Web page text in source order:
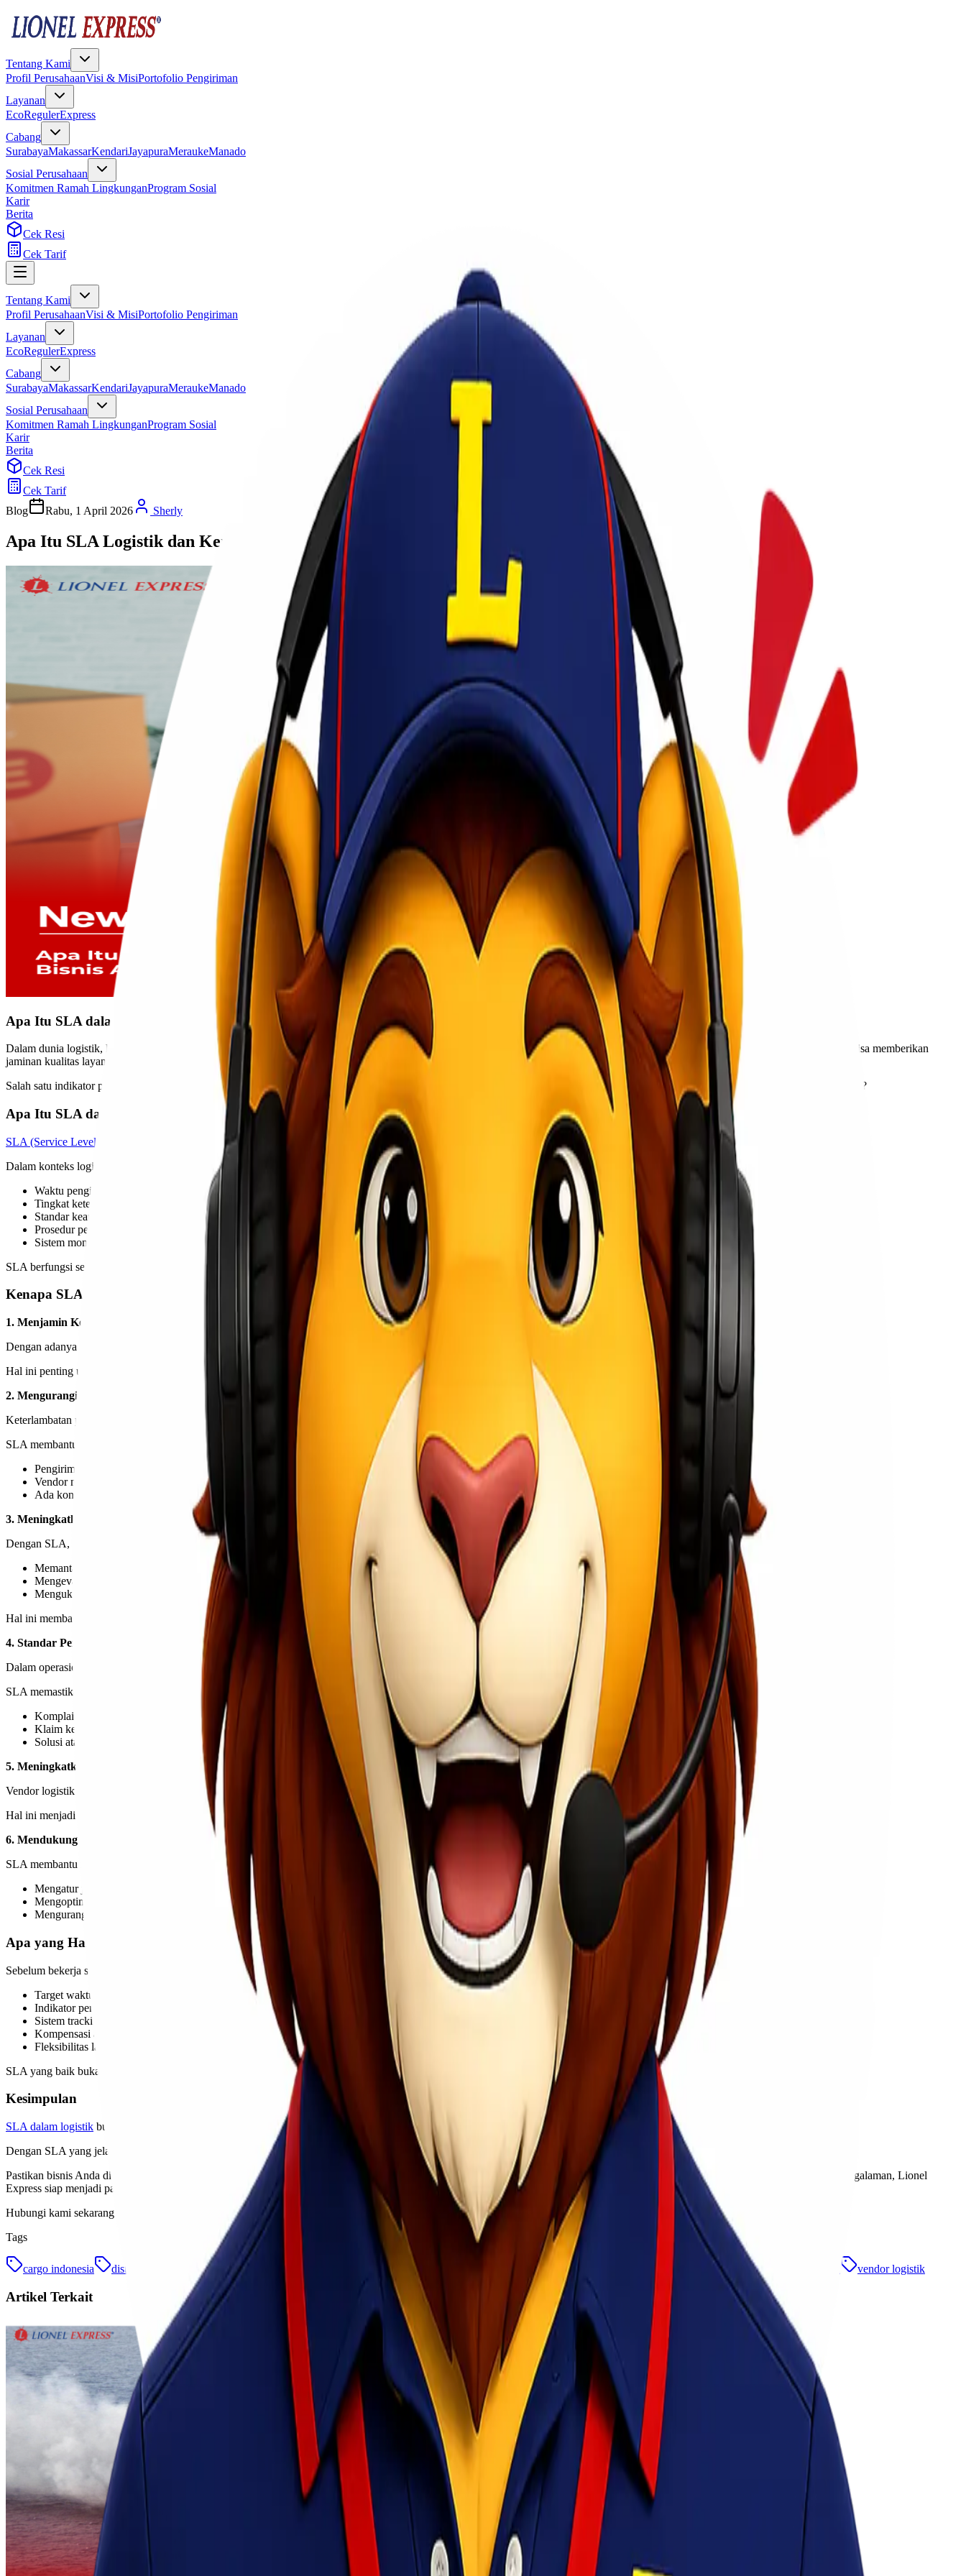
Tentang Kami
Profil PerusahaanVisi & MisiPortofolio Pengiriman
Layanan
EcoRegulerExpress
Cabang
SurabayaMakassarKendariJayapuraMeraukeManado
Sosial Perusahaan
Komitmen Ramah LingkunganProgram Sosial
Karir
Berita
Cek Resi
Cek Tarif
Tentang Kami
Profil PerusahaanVisi & MisiPortofolio Pengiriman
Layanan
EcoRegulerExpress
Cabang
SurabayaMakassarKendariJayapuraMeraukeManado
Sosial Perusahaan
Komitmen Ramah LingkunganProgram Sosial
Karir
Berita
Cek Resi
Cek Tarif
Blog
Rabu, 1 April 2026 Sherly
Apa Itu SLA Logistik dan Kenapa Penting untuk Bisnis Anda?
Apa Itu SLA dalam Logistik dan Kenapa Penting untuk Bisnis Anda?
Dalam dunia logistik, kepercayaan dan konsistensi layanan adalah hal yang sangat penting. Perusahaan tidak hanya membutuhkan vendor yang mampu mengirim barang, tetapi juga yang bisa memberikan
jaminan kualitas layanan.
Salah satu indikator profesionalisme dalam industri logistik adalah adanya
SLA (Service Level Agreement) . Namun, apa sebenarnya SLA itu, dan mengapa sangat penting bagi bisnis Anda?
Apa Itu SLA dalam Logistik?
SLA (Service Level Agreement) adalah
kesepakatan tertulis antara penyedia jasa logistik dan pelanggan yang berisi standar layanan yang harus dipenuhi.
Dalam konteks logistik, SLA biasanya mencakup:
Waktu pengiriman (lead time)
Tingkat ketepatan waktu (on-time delivery)
Standar keamanan barang
Prosedur penanganan komplain
Sistem monitoring dan reporting
SLA berfungsi sebagai acuan yang jelas agar kedua belah pihak memiliki ekspektasi yang sama terhadap layanan yang diberikan.
Kenapa SLA Penting untuk Bisnis?
1. Menjamin Kepastian Layanan
Dengan adanya SLA, bisnis Anda memiliki jaminan bahwa vendor logistik akan memberikan layanan sesuai standar yang telah disepakati.
Hal ini penting untuk menjaga stabilitas operasional, terutama dalam pengiriman skala besar.
2. Mengurangi Risiko Keterlambatan
Keterlambatan pengiriman dapat berdampak langsung pada kepuasan pelanggan dan performa bisnis.
SLA membantu memastikan bahwa:
Pengiriman dilakukan sesuai jadwal
Vendor memiliki komitmen terhadap ketepatan waktu
Ada konsekuensi jika target tidak tercapai
3. Meningkatkan Transparansi dan Kontrol
Dengan SLA, semua proses menjadi lebih transparan. Anda dapat:
Memantau performa vendor
Mengevaluasi kualitas layanan
Mengukur tingkat keberhasilan pengiriman
Hal ini membantu perusahaan dalam mengambil keputusan yang lebih strategis.
4. Standar Penanganan Masalah yang Jelas
Dalam operasional logistik, kendala seperti keterlambatan atau kerusakan barang tidak bisa sepenuhnya dihindari.
SLA memastikan adanya prosedur yang jelas dalam menangani:
Komplain pelanggan
Klaim kerusakan atau kehilangan
Solusi atas kendala operasional
5. Meningkatkan Profesionalisme Vendor
Vendor logistik yang memiliki SLA menunjukkan bahwa mereka memiliki sistem operasional yang terstruktur dan profesional.
Hal ini menjadi indikator bahwa vendor tersebut siap menangani kebutuhan bisnis Anda dalam jangka panjang.
6. Mendukung Efisiensi Supply Chain
SLA membantu menciptakan alur distribusi yang lebih terencana dan konsisten. Dengan standar layanan yang jelas, perusahaan dapat:
Mengatur jadwal distribusi dengan lebih akurat
Mengoptimalkan manajemen stok
Mengurangi potensi kerugian operasional
Apa yang Harus Diperhatikan dalam SLA Logistik?
Sebelum bekerja sama dengan vendor logistik, pastikan SLA yang ditawarkan mencakup:
Target waktu pengiriman yang realistis
Indikator performa (KPI) yang jelas
Sistem tracking dan reporting
Kompensasi atau solusi jika terjadi kendala
Fleksibilitas layanan sesuai kebutuhan bisnis
SLA yang baik bukan hanya detail, tetapi juga relevan dengan kebutuhan operasional perusahaan Anda.
Kesimpulan
SLA dalam logistik bukan sekadar dokumen formal, tetapi merupakan fondasi penting dalam menjaga kualitas layanan dan kepercayaan antara perusahaan dan vendor logistik.
Dengan SLA yang jelas, bisnis Anda dapat memastikan pengiriman berjalan lebih terkontrol, efisien, dan minim risiko.
Pastikan bisnis Anda didukung oleh layanan logistik yang profesional dan terukur bersama
Lionel Express
. Dengan standar SLA yang jelas, sistem pengiriman terintegrasi, dan tim berpengalaman, Lionel
Express siap menjadi partner logistik terpercaya untuk kebutuhan bisnis Anda.
Hubungi kami sekarang untuk solusi pengiriman yang lebih aman, cepat, dan terjamin.
Tags
cargo indonesia distribusi nasional jasa cargo jasa kirim perusahaan logistik b2b pengiriman tepat waktu service level agreement sla logistik vendor logistik
Artikel Terkait